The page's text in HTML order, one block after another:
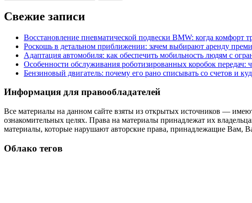
Свежие записи
Восстановление пневматической подвески BMW: когда комфорт
Роскошь в детальном приближении: зачем выбирают аренду
Адаптация автомобиля: как обеспечить мобильность людям с
Особенности обслуживания роботизированных коробок передач:
Бензиновый двигатель: почему его рано списывать со счетов и
Информация для правообладателей
Все материалы на данном сайте взяты из открытых источников —
ознакомительных целях. Права на материалы принадлежат их
материалы, которые нарушают авторские права, принадлежащие Вам,
Облако тегов